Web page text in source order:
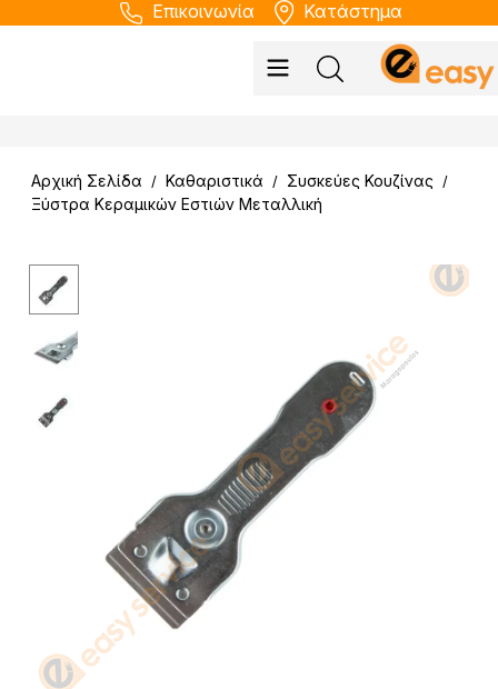
Επικοινωνία Κατάστημα
Αρχική Σελίδα / Καθαριστικά / Συσκεύες Κουζίνας /
Ξύστρα Κεραμικών Εστιών Μεταλλική